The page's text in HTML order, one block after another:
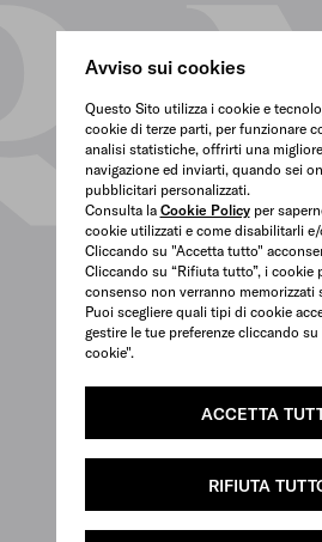
Avviso sui cookies
Questo Sito utilizza i cookie e
cookie di terze parti, per funzionare
analisi statistiche, offrirti una
navigazione ed inviarti, quando sei
pubblicitari personalizzati.
Consulta la Cookie Policyper
cookie utilizzati e come disabilitarli
Cliccando su "Accetta tutto"
Cliccando su “Rifiuta tutto”, i cookie
consenso non verranno
Puoi scegliere quali tipi di cookie
gestire le tue preferenze cliccando
cookie".
ACCETTA
RIFIUTA